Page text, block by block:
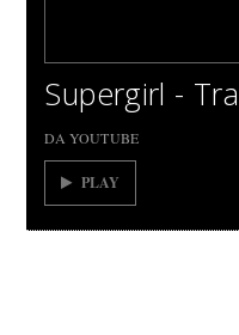
Supergirl -
DA YOUTUBE
PLAY